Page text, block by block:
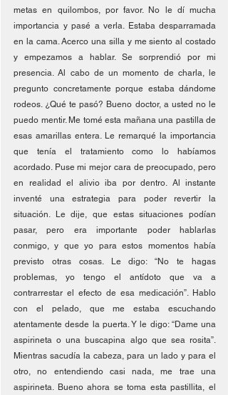
metas en quilombos, por favor. No le dí mucha
importancia y pasé a verla. Estaba desparramada
en la cama. Acerco una silla y me siento al costado
y empezamos a hablar. Se sorprendió por mi
presencia. Al cabo de un momento de charla, le
pregunto concretamente porque estaba dándome
rodeos. ¿Qué te pasó? Bueno doctor, a usted no le
puedo mentir. Me tomé esta mañana una pastilla de
esas amarillas entera. Le remarqué la importancia
que tenía el tratamiento como lo habíamos
acordado. Puse mi mejor cara de preocupado, pero
en realidad el alivio iba por dentro. Al instante
inventé una estrategia para poder revertir la
situación. Le dije, que estas situaciones podían
pasar, pero era importante poder hablarlas
conmigo, y que yo para estos momentos había
previsto otras cosas. Le digo: “No te hagas
problemas, yo tengo el antídoto que va a
contrarrestar el efecto de esa medicación”. Hablo
con el pelado, que me estaba escuchando
atentamente desde la puerta. Y le digo: “Dame una
aspirineta o una buscapina algo que sea rosita”.
Mientras sacudía la cabeza, para un lado y para el
otro, no entendiendo casi nada, me trae una
aspirineta. Bueno ahora se toma esta pastillita, el